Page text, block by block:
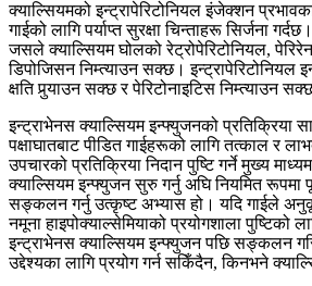
क्याल्सियमको इन्ट्रापेरिटोनियल इंजेक्शन
गाईको लागि पर्याप्त सुरक्षा चिन्ताहरू सिर्जना
जसले क्याल्सियम घोलको रेट्रोपेरिटोनियल,
डिपोजिसन निम्त्याउन सक्छ।
क्षति पुर्‍याउन सक्छ र पेरिटोनाइटिस निम्त्याउन
इन्ट्राभेनस क्याल्सियम इन्फ्युजनको प्रतिक्रिया
पक्षाघातबाट पीडित गाईहरूको लागि तत्काल र
उपचारको प्रतिक्रिया निदान पुष्टि गर्ने मुख्य
क्याल्सियम इन्फ्युजन सुरु गर्नु अघि नियमित रूपमा
सङ्कलन गर्नु उत्कृष्ट अभ्यास हो। यदि गाईले
नमूना हाइपोक्याल्सेमियाको प्रयोगशाला पुष्टिको
इन्ट्राभेनस क्याल्सियम इन्फ्युजन पछि सङ्कलन
उद्देश्यका लागि प्रयोग गर्न सकिँदैन, किनभने